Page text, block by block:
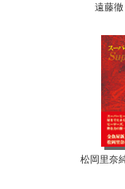
遠藤
松岡里奈